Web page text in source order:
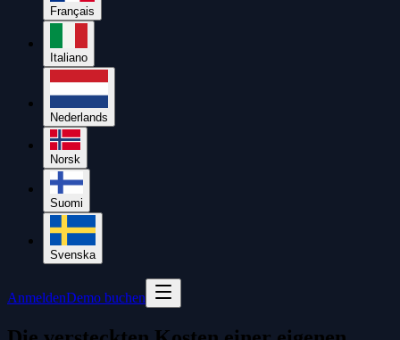
Français
Italiano
Nederlands
Norsk
Suomi
Svenska
AnmeldenDemo buchen